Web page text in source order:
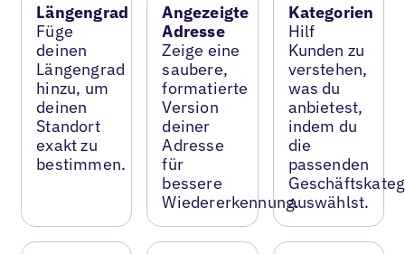
Längengrad
Füge
deinen
Längengrad
hinzu, um
deinen
Standort
exakt zu
bestimmen.
Angezeigte
Adresse
Zeige eine
saubere,
formatierte
Version
deiner
Adresse
für
bessere
Wiedererkennung.
Kategorien
Hilf
Kunden zu
verstehen,
was du
anbietest,
indem du
die
passenden
auswählst.